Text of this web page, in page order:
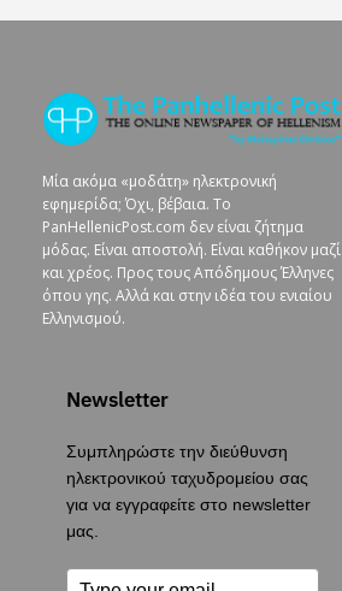
Μία ακόμα «μοδάτη» ηλεκτρονική
εφημερίδα; Όχι, βέβαια. To
PanHellenicPost.com δεν είναι ζήτημα
μόδας. Είναι αποστολή. Είναι καθήκον μαζί
και χρέος. Προς τους Απόδημους Έλληνες
όπου γης. Αλλά και στην ιδέα του ενιαίου
Ελληνισμού.
Newsletter
Συμπληρώστε την διεύθυνση
ηλεκτρονικού ταχυδρομείου σας
για να εγγραφείτε στο newsletter
μας.